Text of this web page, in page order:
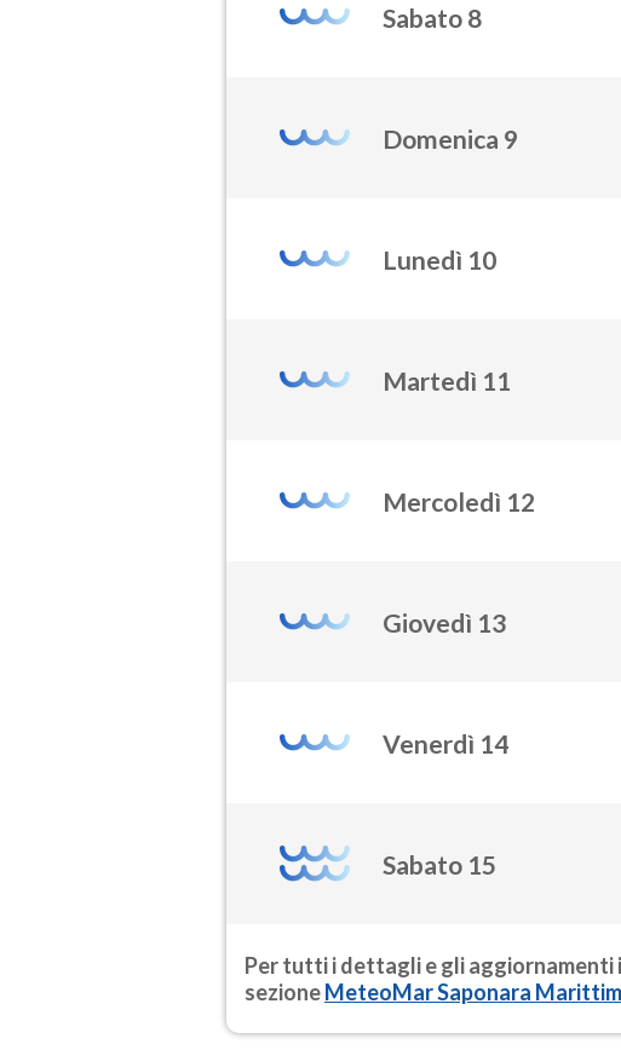
Sabato 8
Domenica 9
Lunedì 10
Martedì 11
Mercoledì 12
Giovedì 13
Venerdì 14
Sabato 15
Per tutti i dettagli e gli aggiornamenti
sezioneMeteoMar Saponara